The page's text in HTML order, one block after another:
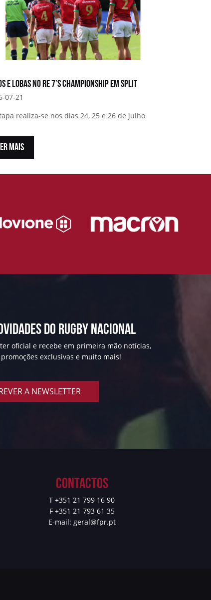
e Lobas no RE 7’s Championship em Split
07-21
realiza-se nos dias 24, 25 e 26 de julho
MAIS
DO RUGBY NACIONAL
oficial e recebe em primeira mão notícias,
exclusivas e muito mais!
A NEWSLETTER
Contactos
T +351 21 799 16 90
F +351 21 793 61 35
E-mail: geral@fpr.pt